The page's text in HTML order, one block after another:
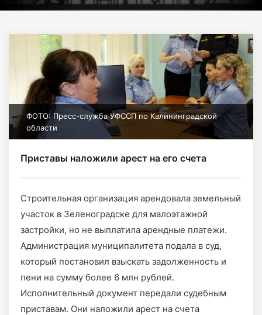
ФОТО: Пресс-служба УФССП по Калининградской
области
Приставы наложили арест на его счета
Строительная организация арендовала земельный
участок в Зеленоградске для малоэтажной
застройки, но не выплатила арендные платежи.
Администрация муниципалитета подала в суд,
который постановил взыскать задолженность и
пени на сумму более 6 млн рублей.
Исполнительный документ передали судебным
приставам. Они наложили арест на счета